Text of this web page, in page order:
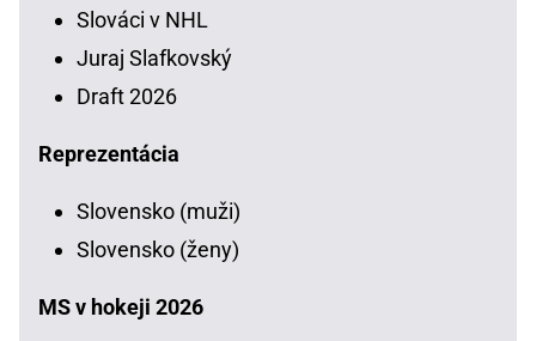
Slováci v NHL
Juraj Slafkovský
Draft 2026
Reprezentácia
Slovensko (muži)
Slovensko (ženy)
MS v hokeji 2026